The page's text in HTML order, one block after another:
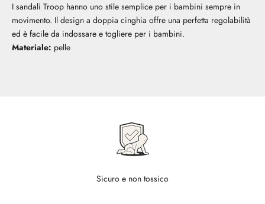
I sandali Troop hanno uno stile semplice per i bambini sempre in
movimento. Il design a doppia cinghia offre una perfetta regolabilità
ed è facile da indossare e togliere per i bambini.
Materiale: pelle
Sicuro e non tossico